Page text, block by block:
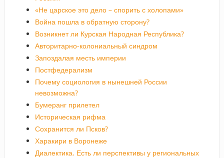
«Не царское это дело – спорить с холопами»
Война пошла в обратную сторону?
Возникнет ли Курская Народная Республика?
Авторитарно-колониальный синдром
Запоздалая месть империи
Постфедерализм
Почему социология в нынешней России
невозможна?
Бумеранг прилетел
Историческая рифма
Сохранится ли Псков?
Харакири в Воронеже
Диалектика. Есть ли перспективы у региональных